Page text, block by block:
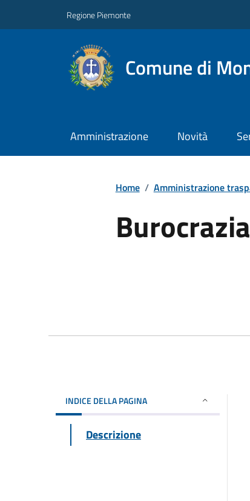
Regione Piemonte
Comune di
Amministrazione Novità
Home / Amministrazione
INDICE DELLA PAGINA
Descrizione